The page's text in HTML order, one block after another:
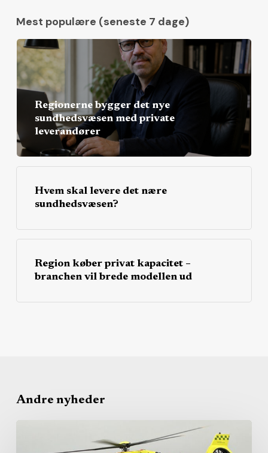
Mest populære (seneste 7 dage)
Regionerne bygger det nye
sundhedsvæsen med private
leverandører
Hvem skal levere det nære
sundhedsvæsen?
Region køber privat kapacitet –
branchen vil brede modellen ud
Andre nyheder
udbudsturbulens